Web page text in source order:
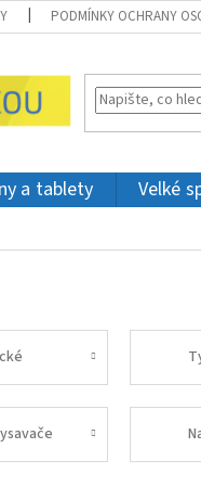
PODMÍNKY OCHRANY
a tablety Velké